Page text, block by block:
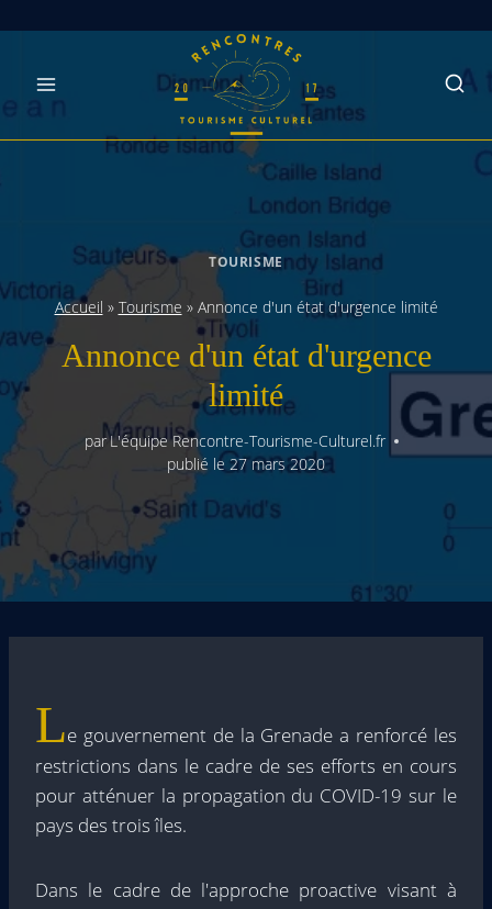
content
TOURISME
Accueil » Tourisme » Annonce d'un état d'urgence limité
Annonce d'un état d'urgence
limité
parL'équipe Rencontre-Tourisme-Culturel.fr
publié le 27 mars 2020
Le gouvernement de la Grenade a renforcé les
restrictions dans le cadre de ses efforts en cours
pour atténuer la propagation du COVID-19 sur le
pays des trois îles.
Dans le cadre de l'approche proactive visant à